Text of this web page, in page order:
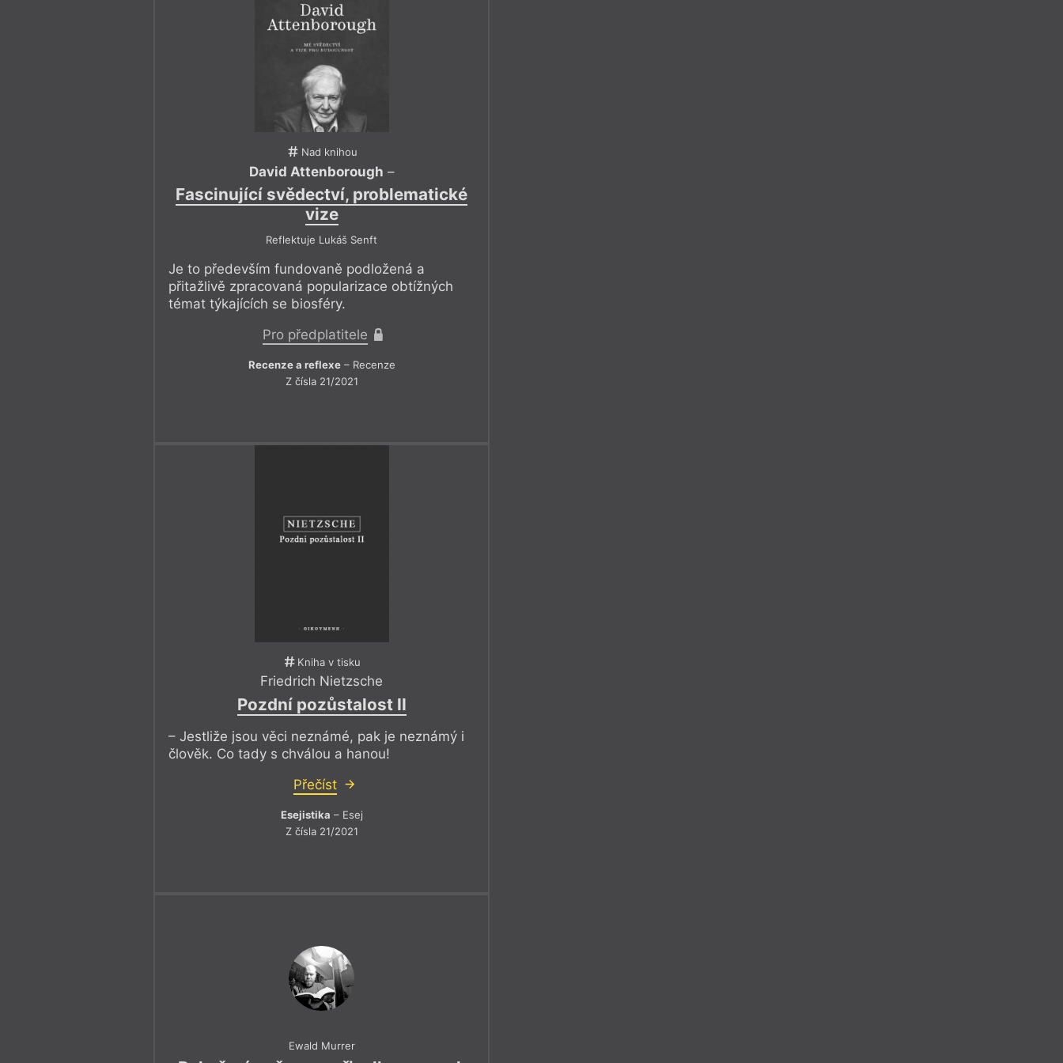
Nad knihou
David Attenborough –
Fascinující svědectví, problematické
vize
Reflektuje Lukáš Senft
Je to především fundovaně podložená a
přitažlivě zpracovaná popularizace obtížných
témat týkajících se biosféry.
Pro předplatitele
Recenze a reflexe– Recenze
Z čísla 21/2021
Kniha v tisku
Friedrich Nietzsche
Pozdní pozůstalost II
– Jestliže jsou věci neznámé, pak je neznámý i
člověk. Co tady s chválou a hanou!
Přečíst
Esejistika – Esej
Z čísla 21/2021
Ewald Murrer